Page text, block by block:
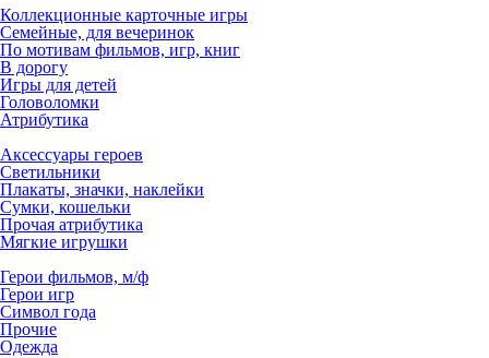
Коллекционные карточные игры
Семейные, для вечеринок
По мотивам фильмов, игр, книг
В дорогу
Игры для детей
Головоломки
Атрибутика
Аксессуары героев
Светильники
Плакаты, значки, наклейки
Сумки, кошельки
Прочая атрибутика
Мягкие игрушки
Герои фильмов, м/ф
Герои игр
Символ года
Прочие
Одежда